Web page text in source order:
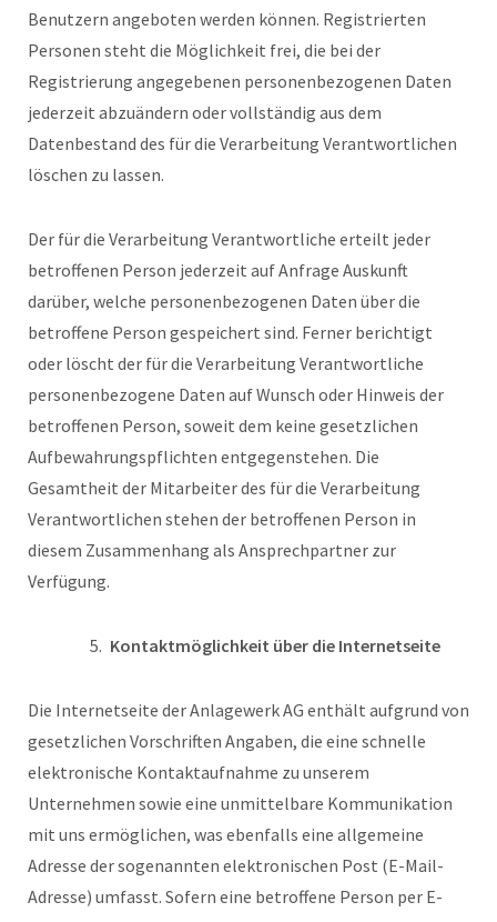
Benutzern angeboten werden können. Registrierten
Personen steht die Möglichkeit frei, die bei der
Registrierung angegebenen personenbezogenen Daten
jederzeit abzuändern oder vollständig aus dem
Datenbestand des für die Verarbeitung Verantwortlichen
löschen zu lassen.
Der für die Verarbeitung Verantwortliche erteilt jeder
betroffenen Person jederzeit auf Anfrage Auskunft
darüber, welche personenbezogenen Daten über die
betroffene Person gespeichert sind. Ferner berichtigt
oder löscht der für die Verarbeitung Verantwortliche
personenbezogene Daten auf Wunsch oder Hinweis der
betroffenen Person, soweit dem keine gesetzlichen
Aufbewahrungspflichten entgegenstehen. Die
Gesamtheit der Mitarbeiter des für die Verarbeitung
Verantwortlichen stehen der betroffenen Person in
diesem Zusammenhang als Ansprechpartner zur
Verfügung.
Kontaktmöglichkeit über die Internetseite
Die Internetseite der Anlagewerk AG enthält aufgrund von
gesetzlichen Vorschriften Angaben, die eine schnelle
elektronische Kontaktaufnahme zu unserem
Unternehmen sowie eine unmittelbare Kommunikation
mit uns ermöglichen, was ebenfalls eine allgemeine
Adresse der sogenannten elektronischen Post (E-Mail-
Adresse) umfasst. Sofern eine betroffene Person per E-